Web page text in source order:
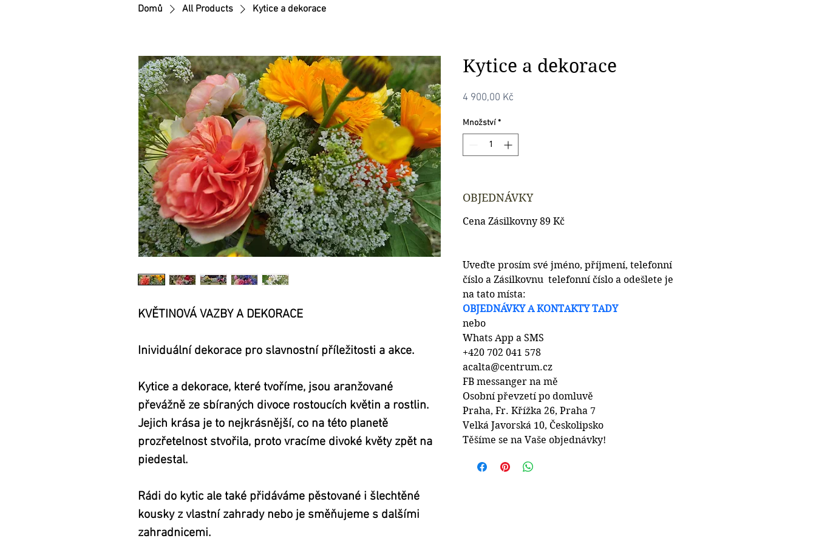
Domů All Products Kytice a dekorace
KVĚTINOVÁ VAZBY A DEKORACE
Inividuální dekorace pro slavnostní příležitosti a akce.
Kytice a dekorace, které tvoříme, jsou aranžované
převážně ze sbíraných divoce rostoucích květin a rostlin.
Jejich krása je to nejkrásnější, co na této planetě
prozřetelnost stvořila, proto vracíme divoké květy zpět na
piedestal.
Rádi do kytic ale také přidáváme pěstované i šlechtěné
kousky z vlastní zahrady nebo je směňujeme s dalšími
zahradnicemi.
Kytice a dekorace
4 900,00 Kč
Množství *
OBJEDNÁVKY
Cena Zásilkovny 89 Kč
Uveďte prosím své jméno, příjmení, telefonní
číslo a Zásilkovnu  telefonní číslo a odešlete je
na tato místa:
OBJEDNÁVKY A KONTAKTY TADY
nebo
Whats App a SMS
+420 702 041 578
acalta@centrum.cz
FB messanger na mě
Osobní převzetí po domluvě
Praha, Fr. Křížka 26, Praha 7
Velká Javorská 10, Českolipsko
Těšíme se na Vaše objednávky!